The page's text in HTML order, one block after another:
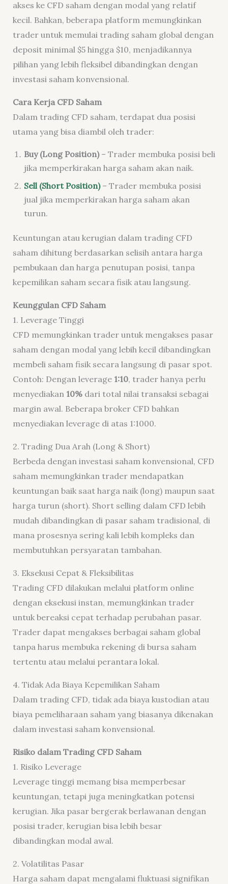
akses ke CFD saham dengan modal yang relatif
kecil. Bahkan, beberapa platform memungkinkan
trader untuk memulai trading saham global dengan
deposit minimal $5 hingga $10, menjadikannya
pilihan yang lebih fleksibel dibandingkan dengan
investasi saham konvensional.
Cara Kerja CFD Saham
Dalam trading CFD saham, terdapat dua posisi
utama yang bisa diambil oleh trader:
Buy (Long Position)– Trader membuka posisi beli
jika memperkirakan harga saham akan naik.
Sell (Short Position)– Trader membuka posisi
jual jika memperkirakan harga saham akan
turun.
Keuntungan atau kerugian dalam trading CFD
saham dihitung berdasarkan selisih antara harga
pembukaan dan harga penutupan posisi, tanpa
kepemilikan saham secara fisik atau langsung.
Keunggulan CFD Saham
1. Leverage Tinggi
CFD memungkinkan trader untuk mengakses pasar
saham dengan modal yang lebih kecil dibandingkan
membeli saham fisik secara langsung di pasar spot.
Contoh: Dengan leverage 1:10, trader hanya perlu
menyediakan 10%dari total nilai transaksi sebagai
margin awal. Beberapa broker CFD bahkan
menyediakan leverage di atas 1:1000.
2. Trading Dua Arah (Long & Short)
Berbeda dengan investasi saham konvensional, CFD
saham memungkinkan trader mendapatkan
keuntungan baik saat harga naik (long) maupun saat
harga turun (short). Short selling dalam CFD lebih
mudah dibandingkan di pasar saham tradisional, di
mana prosesnya sering kali lebih kompleks dan
membutuhkan persyaratan tambahan.
3. Eksekusi Cepat & Fleksibilitas
Trading CFD dilakukan melalui platform online
dengan eksekusi instan, memungkinkan trader
untuk bereaksi cepat terhadap perubahan pasar.
Trader dapat mengakses berbagai saham global
tanpa harus membuka rekening di bursa saham
tertentu atau melalui perantara lokal.
4. Tidak Ada Biaya Kepemilikan Saham
Dalam trading CFD, tidak ada biaya kustodian atau
biaya pemeliharaan saham yang biasanya dikenakan
dalam investasi saham konvensional.
Risiko dalam Trading CFD Saham
1. Risiko Leverage
Leverage tinggi memang bisa memperbesar
keuntungan, tetapi juga meningkatkan potensi
kerugian. Jika pasar bergerak berlawanan dengan
posisi trader, kerugian bisa lebih besar
dibandingkan modal awal.
2. Volatilitas Pasar
Harga saham dapat mengalami fluktuasi signifikan